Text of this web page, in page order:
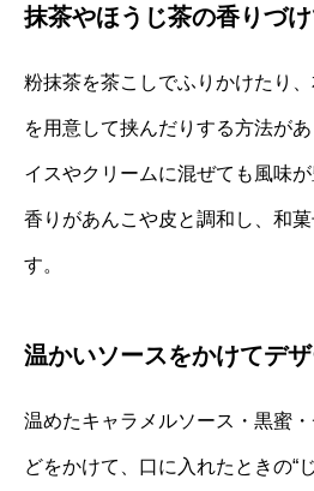
抹茶やほうじ茶の香りづ
粉抹茶を茶こしでふりかけたり
を用意して挟んだりする方法が
イスやクリームに混ぜても風味
香りがあんこや皮と調和し、和
す。
温かいソースをかけてデ
温めたキャラメルソース・黒蜜
どをかけて、口に入れたときの“